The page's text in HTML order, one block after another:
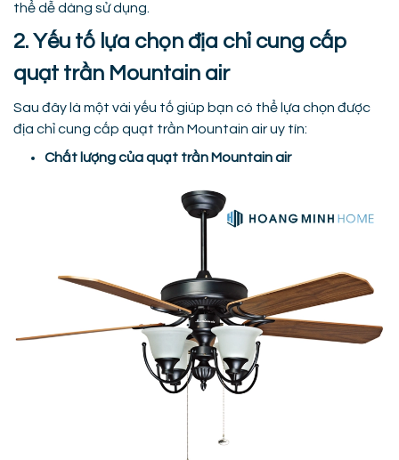
thể dễ dàng sử dụng.
2. Yếu tố lựa chọn địa chỉ cung cấp
quạt trần Mountain air
Sau đây là một vài yếu tố giúp bạn có thể lựa chọn được
địa chỉ cung cấp quạt trần Mountain air uy tín:
Chất lượng của quạt trần Mountain air